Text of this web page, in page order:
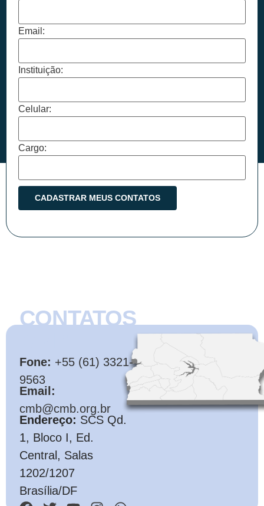
Email:
Instituição:
Celular:
Cargo:
CONTATOS
Fone: +55 (61) 3321-
9563
Email:
cmb@cmb.org.br
Endereço: SCS Qd.
1, Bloco I, Ed.
Central, Salas
1202/1207
Brasília/DF